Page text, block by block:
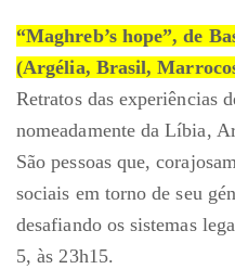
“Maghreb’s hope”, de
(Argélia, Brasil,
Retratos das experiências
nomeadamente da Líbia,
São pessoas que,
sociais em torno de seu
desafiando os sistemas
5, às 23h15.